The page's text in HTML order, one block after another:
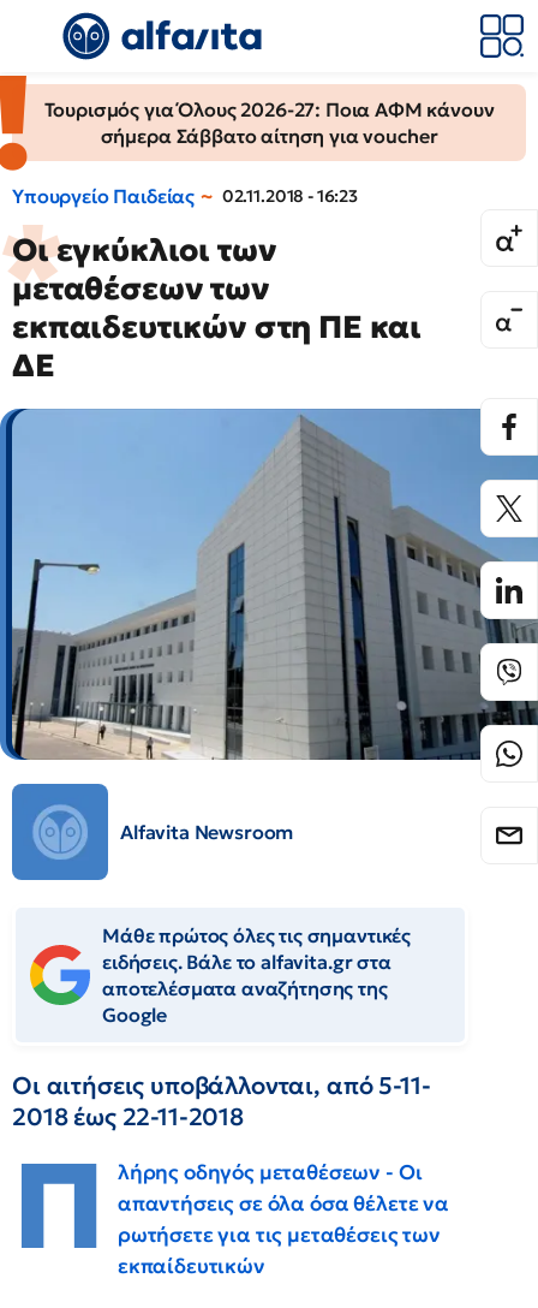
Τουρισμός για Όλους 2026-27: Ποια ΑΦΜ κάνουν
σήμερα Σάββατο αίτηση για voucher
Υπουργείο Παιδείας 02.11.2018 - 16:23
Οι εγκύκλιοι των
μεταθέσεων των
εκπαιδευτικών στη ΠΕ και
ΔΕ
Alfavita Newsroom
Μάθε πρώτος όλες τις σημαντικές
ειδήσεις. Βάλε το alfavita.gr στα
αποτελέσματα αναζήτησης της
Google
Οι αιτήσεις υποβάλλονται, από 5-11-
2018 έως 22-11-2018
Π
λήρης οδηγός μεταθέσεων - Οι
απαντήσεις σε όλα όσα θέλετε να
ρωτήσετε για τις μεταθέσεις των
εκπαίδευτικών